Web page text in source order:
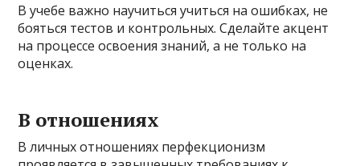
В учебе важно научиться учиться на ошибках, не
бояться тестов и контрольных. Сделайте акцент
на процессе освоения знаний, а не только на
оценках.
В отношениях
В личных отношениях перфекционизм